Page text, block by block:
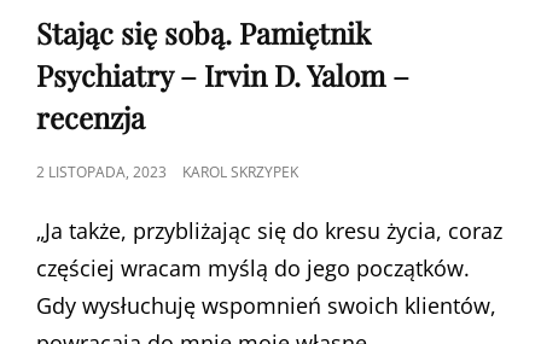
2023
ROKU
LINKS
Stając się sobą. Pamiętnik
Psychiatry – Irvin D. Yalom –
recenzja
POSTED
2 LISTOPADA, 2023 KAROL SKRZYPEK
„Ja także, przybliżając się do kresu życia, coraz
częściej wracam myślą do jego początków.
Gdy wysłuchuję wspomnień swoich klientów,